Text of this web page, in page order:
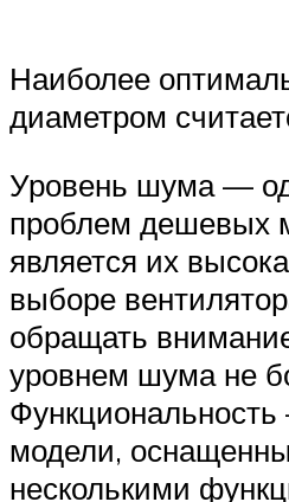
Наиболее
диаметром
Уровень шума —
проблем дешевых
является их
выборе
обращать
уровнем шума не
модели,
несколькими